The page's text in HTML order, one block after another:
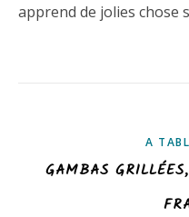
apprend de jolies chose
A
GAMBAS